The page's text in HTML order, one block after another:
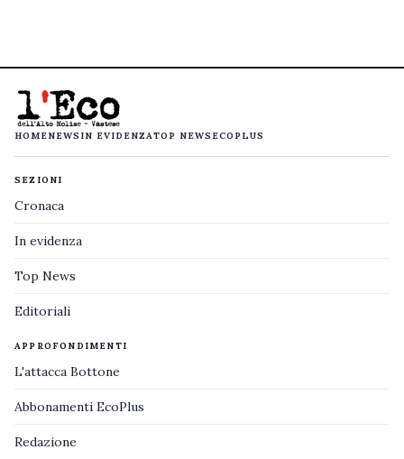
HOMENEWS IN EVIDENZATOP NEWS ECOPLUS
SEZIONI
Cronaca
In evidenza
Top News
Editoriali
APPROFONDIMENTI
L'attacca Bottone
Abbonamenti EcoPlus
Redazione